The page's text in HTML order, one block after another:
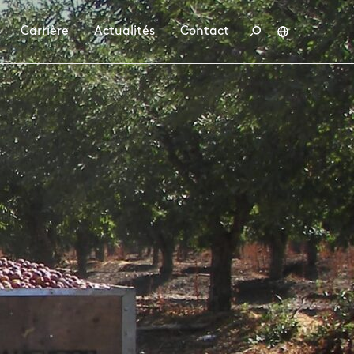
Carrière
chez BBS Emplois Formation et études
Actualités Contact
Deutsch English Français Polski